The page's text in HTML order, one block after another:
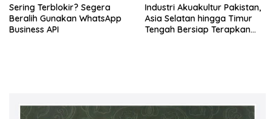
Sering Terblokir? Segera
Beralih Gunakan WhatsApp
Business API
Industri Akuakultur Pakistan,
Asia Selatan hingga Timur
Tengah Bersiap Terapkan